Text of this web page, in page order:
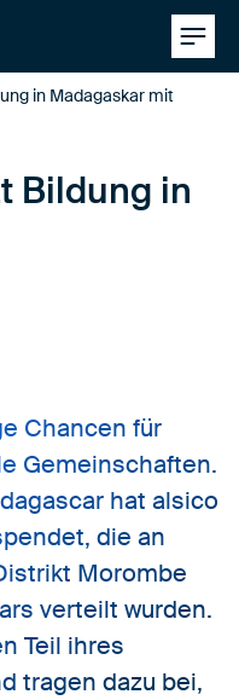
in Madagaskar mit
Bildung in
Chancen für
Gemeinschaften.
hat alsico
die an
Morombe
verteilt wurden.
Teil ihres
tragen dazu bei,